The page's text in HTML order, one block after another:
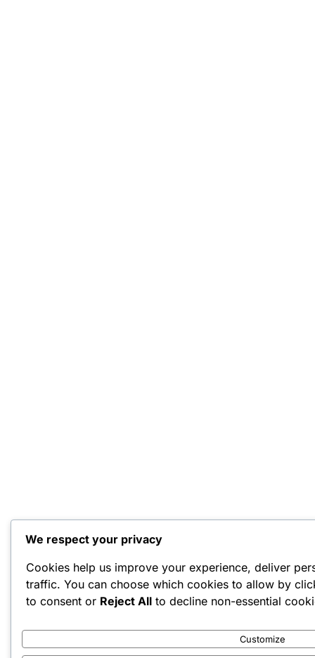
We respect your privacy
Cookies help us improve your experience, deliver
traffic. You can choose which cookies to allow by
to consent or Reject All to decline non-essential
Customize